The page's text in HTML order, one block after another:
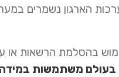
בהסלמת הרשאות